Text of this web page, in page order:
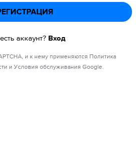
аккаунт? Вход
и к нему применяются Политика
и Условия обслуживания Google.